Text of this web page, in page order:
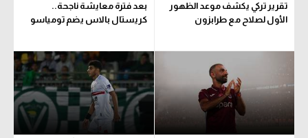
تقرير تركي يكشف موعد الظهور
الأول لصلاح مع طرابزون
بعد فترة معايشة ناجحة..
كريستال بالاس يضم تومياسو